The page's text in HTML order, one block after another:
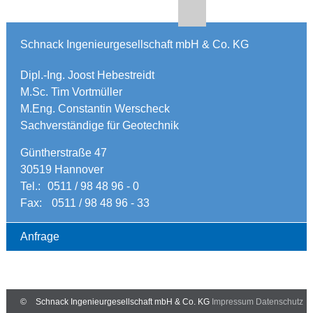
Schnack Ingenieurgesellschaft mbH & Co. KG
Dipl.-Ing. Joost Hebestreidt
M.Sc. Tim Vortmüller
M.Eng. Constantin Werscheck
Sachverständige für Geotechnik
Güntherstraße 47
30519 Hannover
Tel.:
0511 / 98 48 96 - 0
Fax:
0511 / 98 48 96 - 33
Anfrage
© Schnack Ingenieurgesellschaft mbH & Co. KG Impressum Datenschutz